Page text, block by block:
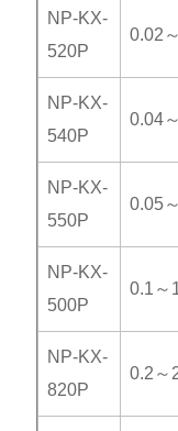
NP-KX-
520P
0.02
NP-KX-
540P
0.04
NP-KX-
550P
0.05
NP-KX-
500P
0.1～
NP-KX-
820P
0.2～